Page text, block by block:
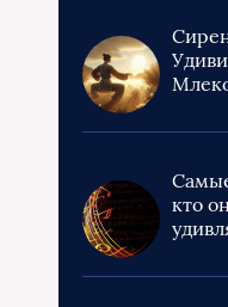
кто